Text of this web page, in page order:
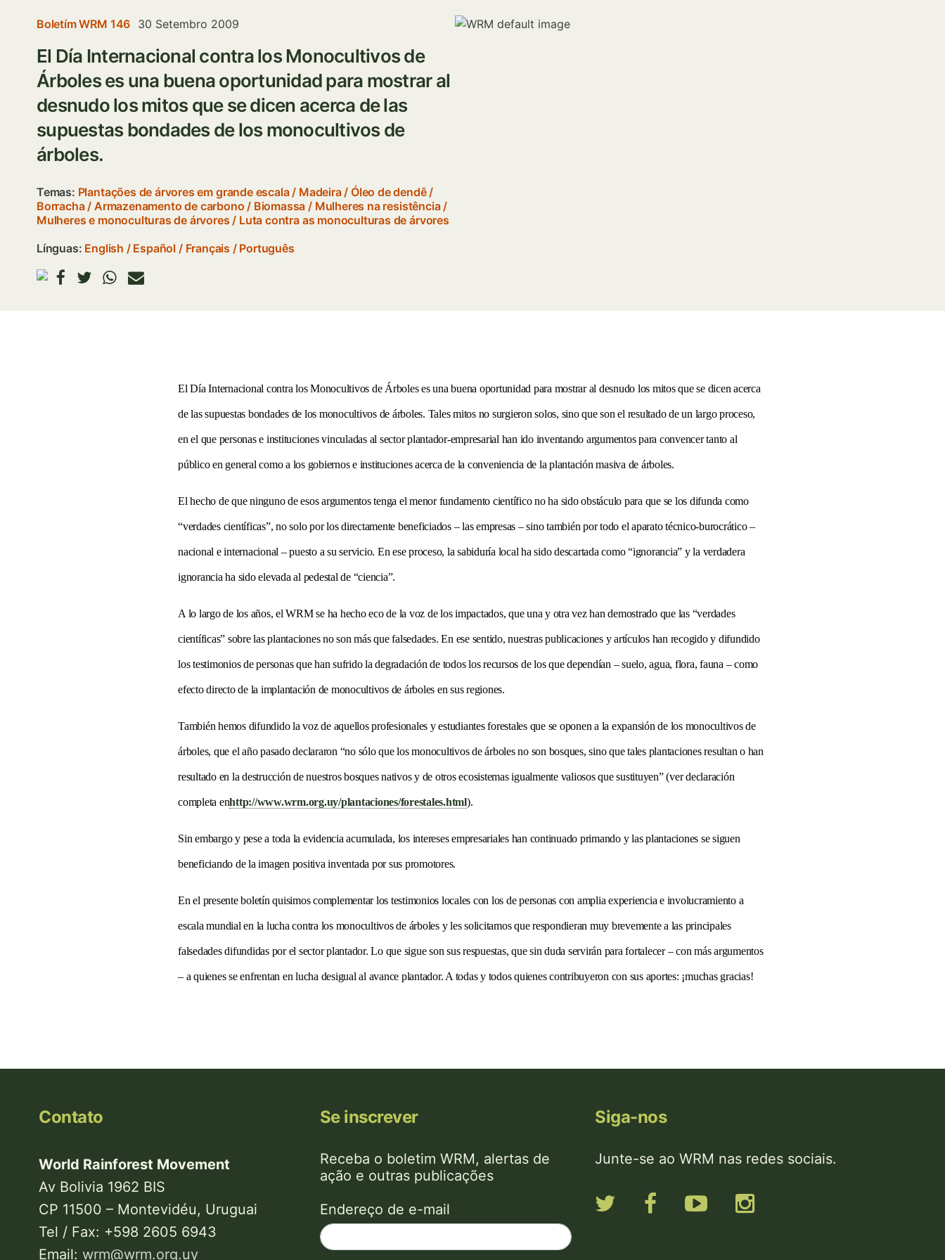
Boletím WRM 146 30 Setembro 2009
El Día Internacional contra los Monocultivos de
Árboles es una buena oportunidad para mostrar al
desnudo los mitos que se dicen acerca de las
supuestas bondades de los monocultivos de
árboles.
Temas: Plantações de árvores em grande escala/ Madeira/ Óleo de dendê/
Borracha/ Armazenamento de carbono / Biomassa / Mulheres na resistência/
Mulheres e monoculturas de árvores / Luta contra as monoculturas de árvores
Línguas: English Español Français Português
Imagem
El Día Internacional contra los Monocultivos de Árboles es una buena oportunidad para mostrar al desnudo los mitos que se dicen acerca
de las supuestas bondades de los monocultivos de árboles. Tales mitos no surgieron solos, sino que son el resultado de un largo proceso,
en el que personas e instituciones vinculadas al sector plantador-empresarial han ido inventando argumentos para convencer tanto al
público en general como a los gobiernos e instituciones acerca de la conveniencia de la plantación masiva de árboles.
El hecho de que ninguno de esos argumentos tenga el menor fundamento científico no ha sido obstáculo para que se los difunda como
“verdades científicas”, no solo por los directamente beneficiados – las empresas – sino también por todo el aparato técnico-burocrático –
nacional e internacional – puesto a su servicio. En ese proceso, la sabiduría local ha sido descartada como “ignorancia” y la verdadera
ignorancia ha sido elevada al pedestal de “ciencia”.
A lo largo de los años, el WRM se ha hecho eco de la voz de los impactados, que una y otra vez han demostrado que las “verdades
científicas” sobre las plantaciones no son más que falsedades. En ese sentido, nuestras publicaciones y artículos han recogido y difundido
los testimonios de personas que han sufrido la degradación de todos los recursos de los que dependían – suelo, agua, flora, fauna – como
efecto directo de la implantación de monocultivos de árboles en sus regiones.
También hemos difundido la voz de aquellos profesionales y estudiantes forestales que se oponen a la expansión de los monocultivos de
árboles, que el año pasado declararon “no sólo que los monocultivos de árboles no son bosques, sino que tales plantaciones resultan o han
resultado en la destrucción de nuestros bosques nativos y de otros ecosistemas igualmente valiosos que sustituyen” (ver declaración
completa enhttp://www.wrm.org.uy/plantaciones/forestales.html).
Sin embargo y pese a toda la evidencia acumulada, los intereses empresariales han continuado primando y las plantaciones se siguen
beneficiando de la imagen positiva inventada por sus promotores.
En el presente boletín quisimos complementar los testimonios locales con los de personas con amplia experiencia e involucramiento a
escala mundial en la lucha contra los monocultivos de árboles y les solicitamos que respondieran muy brevemente a las principales
falsedades difundidas por el sector plantador. Lo que sigue son sus respuestas, que sin duda servirán para fortalecer – con más argumentos
– a quienes se enfrentan en lucha desigual al avance plantador. A todas y todos quienes contribuyeron con sus aportes: ¡muchas gracias!
Contato
World Rainforest Movement
Av Bolivia 1962 BIS
CP 11500 – Montevidéu, Uruguai
Tel / Fax: +598 2605 6943
Email: wrm@wrm.org.uy
Se inscrever
Receba o boletim WRM, alertas de
ação e outras publicações
Endereço de e-mail
Siga-nos
Junte-se ao WRM nas redes sociais.